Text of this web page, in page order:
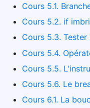
Cours 5.1.
Cours 5.2. if
Cours 5.3.
Cours 5.4.
Cours 5.5.
Cours 5.6. Le
Cours 6.1. La